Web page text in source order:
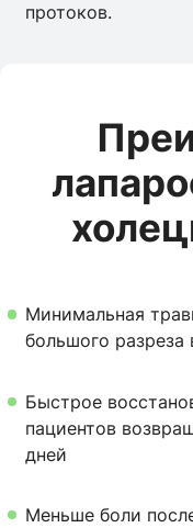
протоков.
Минимальная
большого разреза
Быстрое
пациентов
дней
Меньше боли